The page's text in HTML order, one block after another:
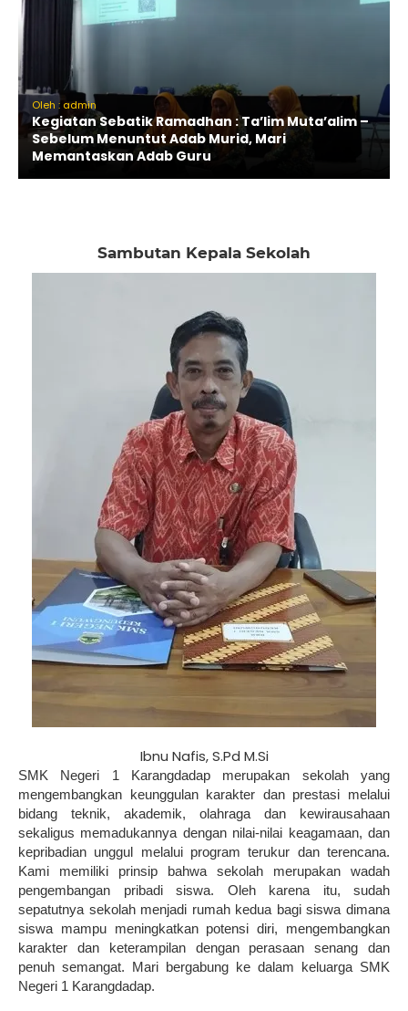
Oleh : admin
Kegiatan Sebatik Ramadhan : Ta’lim Muta’alim –
Sebelum Menuntut Adab Murid, Mari
Memantaskan Adab Guru
Sambutan Kepala Sekolah
Ibnu Nafis, S.Pd M.Si
SMK Negeri 1 Karangdadap merupakan sekolah yang
mengembangkan keunggulan karakter dan prestasi melalui
bidang teknik, akademik, olahraga dan kewirausahaan
sekaligus memadukannya dengan nilai-nilai keagamaan, dan
kepribadian unggul melalui program terukur dan terencana.
Kami memiliki prinsip bahwa sekolah merupakan wadah
pengembangan pribadi siswa. Oleh karena itu, sudah
sepatutnya sekolah menjadi rumah kedua bagi siswa dimana
siswa mampu meningkatkan potensi diri, mengembangkan
karakter dan keterampilan dengan perasaan senang dan
penuh semangat. Mari bergabung ke dalam keluarga SMK
Negeri 1 Karangdadap.